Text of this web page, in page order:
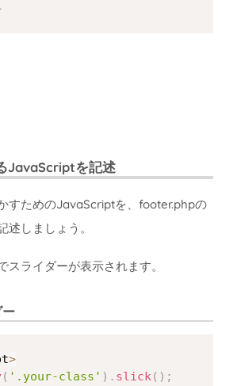
JavaScriptを記述
すためのJavaScriptを、footer.phpの
しましょう。
スライダーが表示されます。
>
( '.your-class' ) . slick( ) ;